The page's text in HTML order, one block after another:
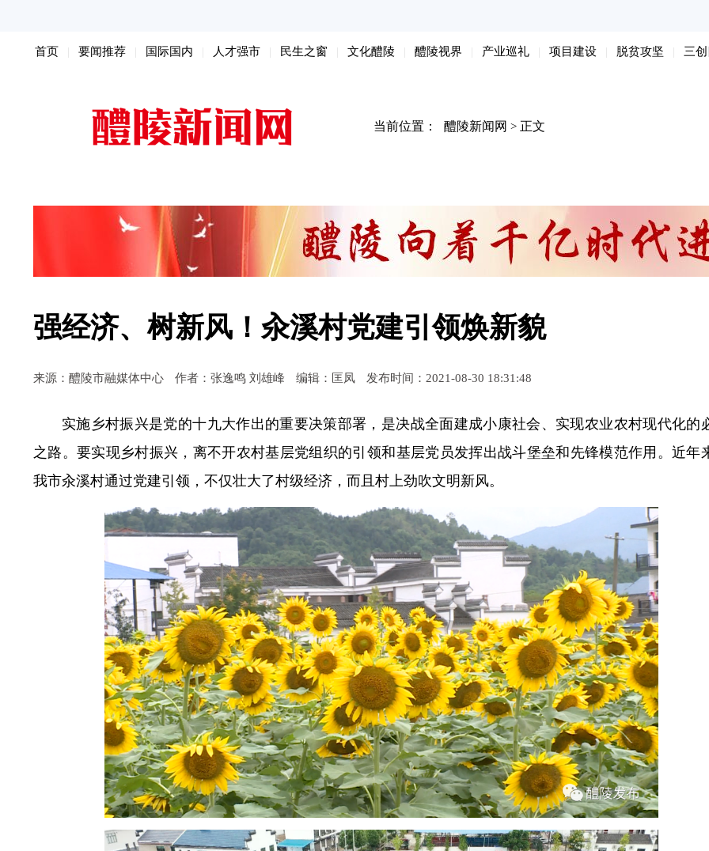
首页 要闻推荐 国际国内 人才强市 民生之窗 文化醴陵 醴陵视界 产业巡礼 项目建设 脱贫攻坚 三
当前位置： 醴陵新闻网 > 正文
强经济、树新风！汆溪村党建引领焕新貌
来源：醴陵市融媒体中心 作者：张逸鸣 刘雄峰 编辑：匡凤 发布时间：2021-08-30 18:31:48
实施乡村振兴是党的十九大作出的重要决策部署，是决战全面建成小康社会、实现农业农村现代化的
之路。要实现乡村振兴，离不开农村基层党组织的引领和基层党员发挥出战斗堡垒和先锋模范作用。近年
我市汆溪村通过党建引领，不仅壮大了村级经济，而且村上劲吹文明新风。